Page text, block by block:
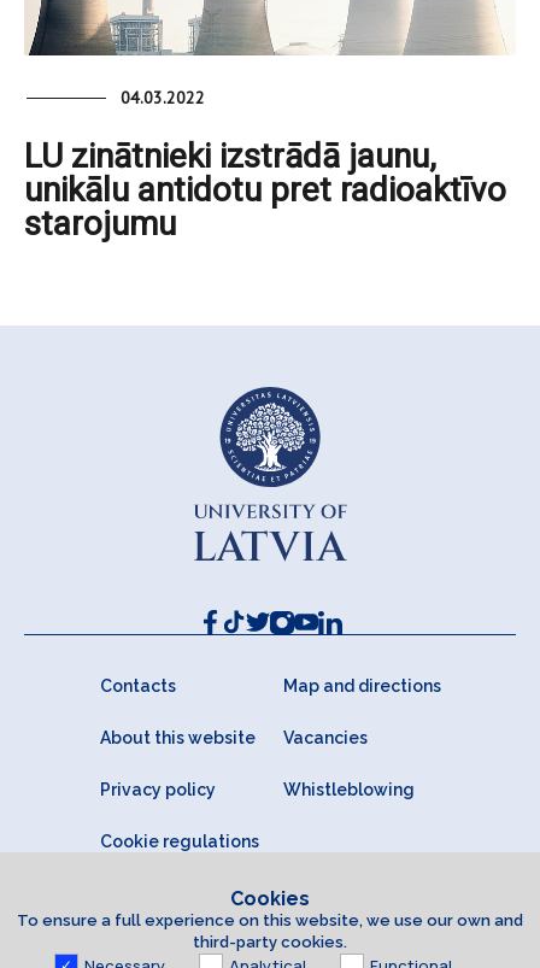
04.03.2022
LU zinātnieki izstrādā jaunu,
unikālu antidotu pret radioaktīvo
starojumu
Contacts Map and directions
About this website Vacancies
Privacy policy Whistleblowing
Cookie regulations
Cookies
To ensure a full experience on this website, we use our own and
third-party cookies.